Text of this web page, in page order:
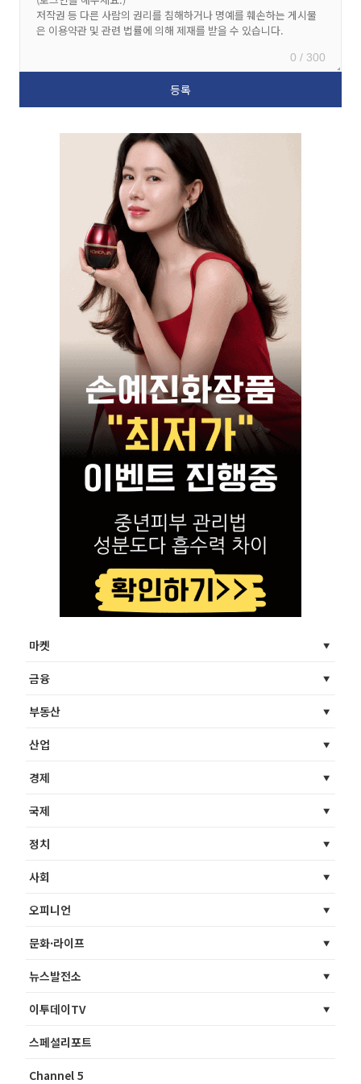
0 / 300
마켓
금융
부동산
산업
경제
국제
정치
사회
오피니언
문화·라이프
뉴스발전소
이투데이TV
스페셜리포트
Channel 5